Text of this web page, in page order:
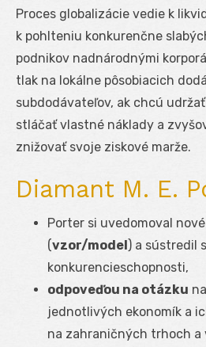
Proces globalizácie vedie k
k pohlteniu konkurenčne
podnikov nadnárodnými
tlak na lokálne pôsobiacich
subdodávateľov, ak chcú
stláčať vlastné náklady a
znižovať svoje ziskové marže.
Diamant M. E.
Porter si uvedomoval
(vzor/model) a sústredil
konkurencieschopnosti,
odpoveďou na otázku
jednotlivých ekonomík a
na zahraničných trhoch a